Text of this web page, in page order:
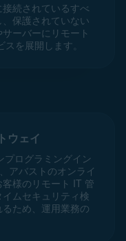
続されているすべ
保護されていない
ーバーにリモート
を展開します。
ウェイ
プログラミングイン
アバストのオンライ
様のリモート IT 管
ムセキュリティ検
ため、運用業務の